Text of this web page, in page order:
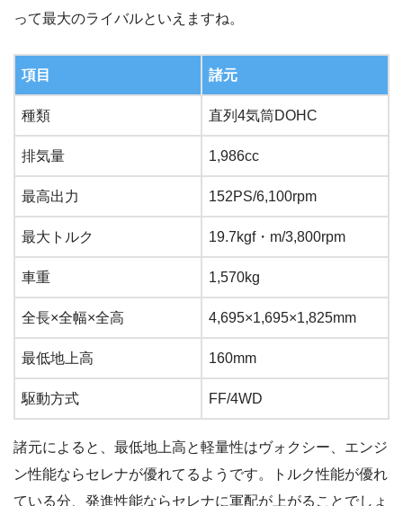
って最大のライバルといえますね。
項目 諸元
種類 直列4気筒DOHC
排気量 1,986cc
最高出力 152PS/6,100rpm
最大トルク 19.7kgf・m/3,800rpm
車重 1,570kg
全長×全幅×全高 4,695×1,695×1,825mm
最低地上高 160mm
駆動方式 FF/4WD
諸元によると、最低地上高と軽量性はヴォクシー、エンジ
ン性能ならセレナが優れてるようです。トルク性能が優れ
ている分、発進性能ならセレナに軍配が上がることでしょ